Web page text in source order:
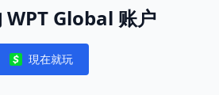
WPT Global 账户
Notifications
現在就玩